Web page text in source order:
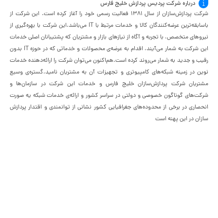
درباره شرکت پردیس پردازش خلیج فارس
شرکت پردازش‌سازان از سال ۱۳۸۱ فعالیت رسمی خود را آغاز کرده است. این شرکت از
باسابقه‌ترین عرضه‌کنندگان کالا و خدمات مرتبط با IT می‌باشد.این شرکت با بهره‌گیری از
نیروهای متخصص، با تجربه و آگاه از نیازهای بازار و مشتریان که پشتیبانان اصلی خدمات
این شرکت به شمار می‌آیند، اقدام به عرضه‌‌ی محصولات و خدماتی که در حوزه IT بدون
رقیب و جدید به شمار می‌روند کرده است.هم‌اکنون می‌توان شرکت را ارائه‌دهنده خدمات
نوین در زمینه شبکه‌های کامپیوتری و تجهیزات آن به مشتریان نامید.گستره‌ی وسیع
مشتریان شرکت پردازش‌سازان خلیج فارس و خدمات این شرکت در سازمان‌ها و
شرکت‌های گوناگون خصوصی و دولتی در سراسر کشور و ارائه‌ی خدمات شبکه یه صورت
انحصاری در برخی از محدوده‌های جغرافیایی کشور نشانی از توانمندی و اقتدار پردازش
سازان در این پهنه است